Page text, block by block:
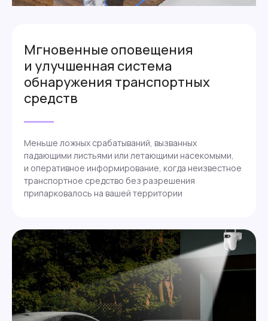
Мгновенные оповещения
и улучшенная система
обнаружения транспортных
средств
Меньше ложных срабатываний, вызванных
падающими листьями или летающими насекомыми,
и оперативное информирование, когда неизвестное
транспортное средство без разрешения
припарковалось на вашей территории